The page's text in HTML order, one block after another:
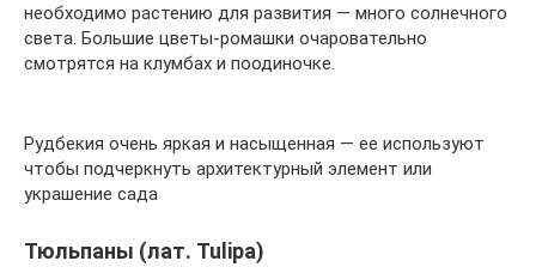
необходимо растению для развития — много солнечного
света. Большие цветы-ромашки очаровательно
смотрятся на клумбах и поодиночке.
Рудбекия очень яркая и насыщенная — ее используют
чтобы подчеркнуть архитектурный элемент или
украшение сада
Тюльпаны (лат. Tulipa)